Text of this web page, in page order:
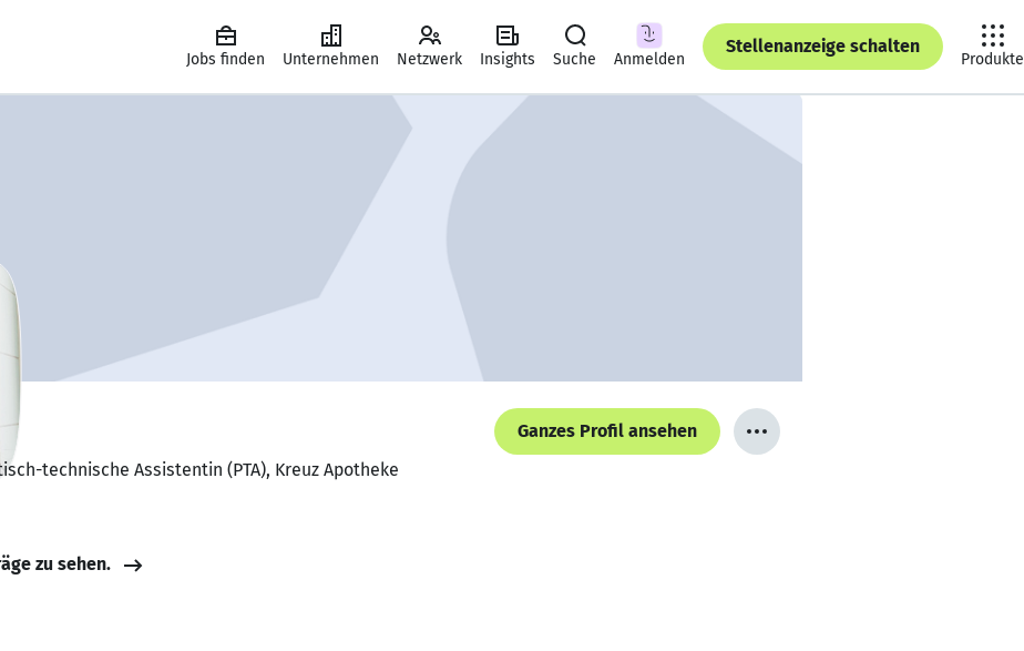
Jobs finden Unternehmen Netzwerk Insights Suche Anmelden
Stellenanzeige schalten
Produkte
Ganzes Profil ansehen
technische Assistentin (PTA), Kreuz Apotheke
zu sehen.